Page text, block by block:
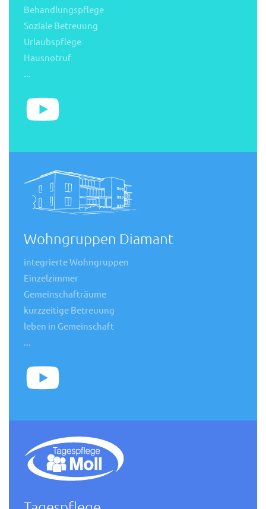
Behandlungspflege
Soziale Betreuung
Urlaubspflege
Hausnotruf
...
Wohngruppen Diamant
integrierte Wohngruppen
Einzelzimmer
Gemeinschafträume
kurzzeitige Betreuung
leben in Gemeinschaft
...